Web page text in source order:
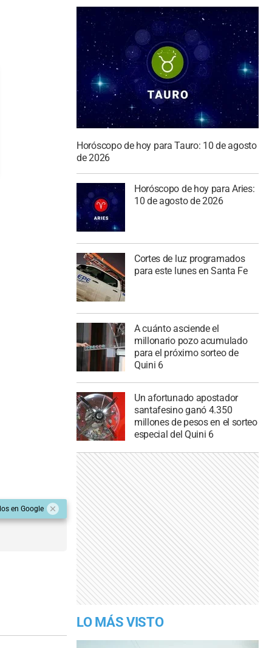
en Google
Horóscopo de hoy para Tauro: 10 de agosto
de 2026
Horóscopo de hoy para Aries:
10 de agosto de 2026
Cortes de luz programados
para este lunes en Santa Fe
A cuánto asciende el
millonario pozo acumulado
para el próximo sorteo de
Quini 6
Un afortunado apostador
santafesino ganó 4.350
millones de pesos en el sorteo
especial del Quini 6
LO MÁS VISTO